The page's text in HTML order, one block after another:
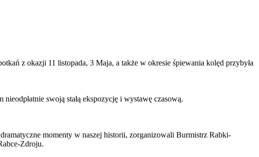
z okazji 11 listopada, 3 Maja, a także w okresie śpiewania kolęd przybyła
swoją stałą ekspozycję i wystawę czasową.
momenty w naszej historii, zorganizowali Burmistrz Rabki-
Zdroju.